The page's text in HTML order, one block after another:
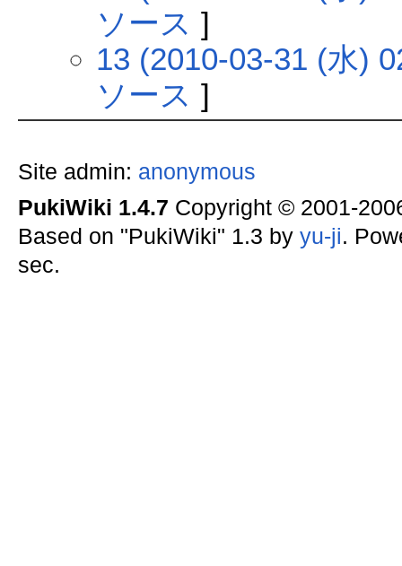
ソース ]
13 (2010-03-31 (水)
ソース ]
Site admin: anonymous
PukiWiki 1.4.7 Copyright © 2001-
Based on "PukiWiki" 1.3 by yu-ji.
sec.